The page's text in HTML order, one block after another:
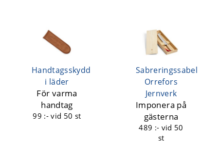
Handtagsskydd
i läder
För varma
handtag
99 :-vid 50 st
Sabreringssabel
Orrefors
Jernverk
Imponera på
gästerna
489 :- vid 50
st